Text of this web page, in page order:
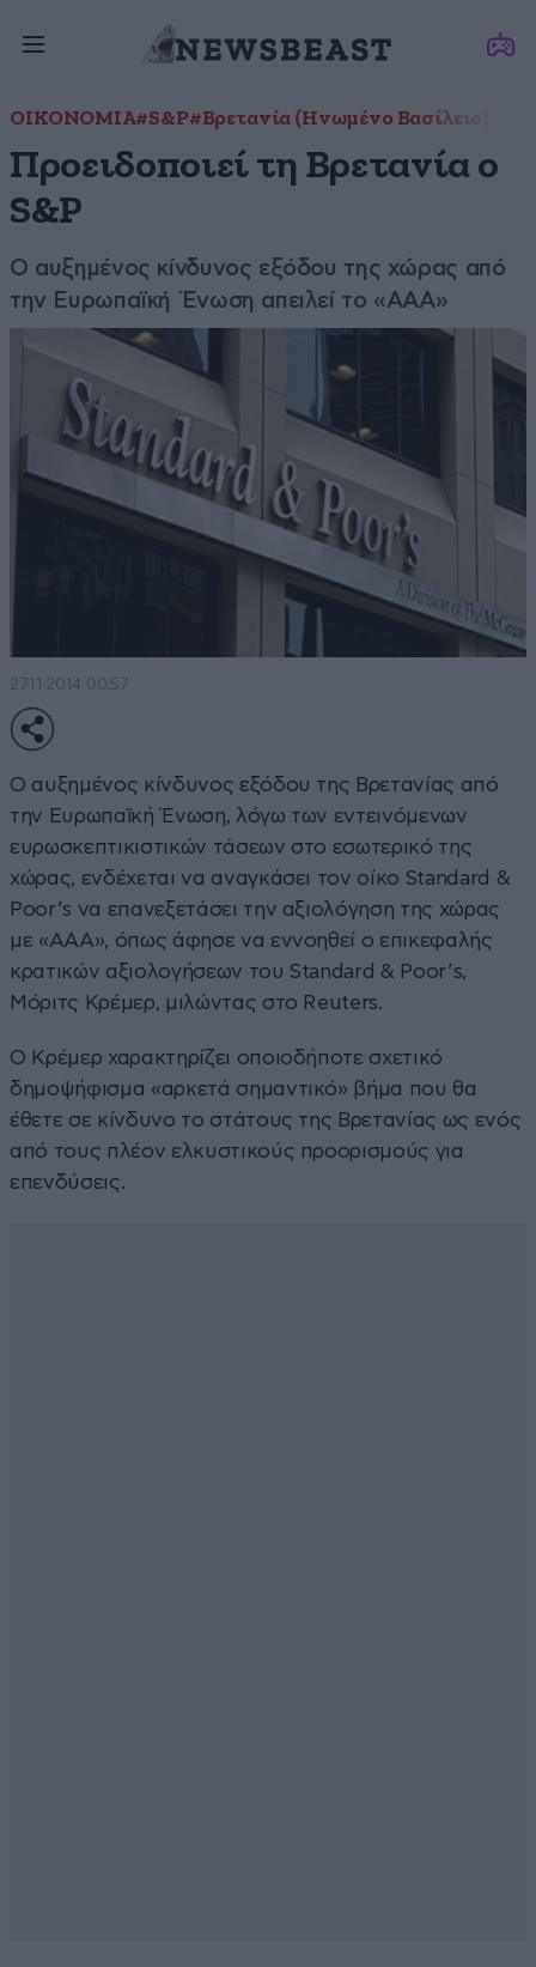
ΟΙΚΟΝΟΜΙΑ#S&P#Βρετανία (Ηνωμένο Βασίλειο)
Προειδοποιεί τη Βρετανία ο
S&P
Ο αυξημένος κίνδυνος εξόδου της χώρας από
την Ευρωπαϊκή Ένωση απειλεί το «ΑΑΑ»
27·11·2014 00:57
Ο αυξημένος κίνδυνος εξόδου της Βρετανίας από
την Ευρωπαϊκή Ένωση, λόγω των εντεινόμενων
ευρωσκεπτικιστικών τάσεων στο εσωτερικό της
χώρας, ενδέχεται να αναγκάσει τον οίκο Standard &
Poor’s να επανεξετάσει την αξιολόγηση της χώρας
με «ΑΑΑ», όπως άφησε να εννοηθεί ο επικεφαλής
κρατικών αξιολογήσεων του Standard & Poor’s,
Μόριτς Κρέμερ, μιλώντας στο Reuters.
Ο Κρέμερ χαρακτηρίζει οποιοδήποτε σχετικό
δημοψήφισμα «αρκετά σημαντικό» βήμα που θα
έθετε σε κίνδυνο το στάτους της Βρετανίας ως ενός
από τους πλέον ελκυστικούς προορισμούς για
επενδύσεις.